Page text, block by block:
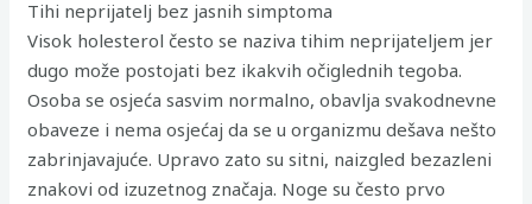
Tihi neprijatelj bez jasnih simptoma
Visok holesterol često se naziva tihim neprijateljem jer
dugo može postojati bez ikakvih očiglednih tegoba.
Osoba se osjeća sasvim normalno, obavlja svakodnevne
obaveze i nema osjećaj da se u organizmu dešava nešto
zabrinjavajuće. Upravo zato su sitni, naizgled bezazleni
znakovi od izuzetnog značaja. Noge su često prvo